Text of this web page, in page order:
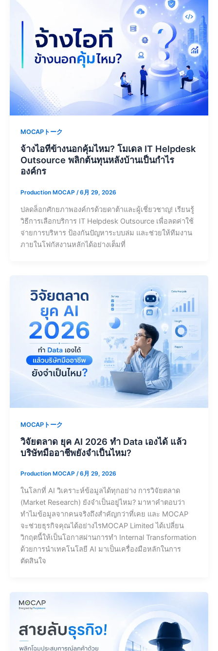
MOCAPトーク
จ้างไอทีข้างนอกคุ้มไหม? โมเดล IT Helpdesk
Outsource พลิกต้นทุนหลังบ้านเป็นกำไร
องค์กร
Production MOCAP /6月 29, 2026
ปลดล็อกศักยภาพองค์กรด้วยดาต้าและผู้เชี่ยวชาญ! เรียนรู้
วิธีการเลือกบริการ IT Helpdesk Outsource เพื่อลดค่าใช้
จ่ายการบริหาร ป้องกันปัญหาระบบล่ม และช่วยให้ทีมงาน
ภายในโฟกัสงานหลักได้อย่างเต็มที่
MOCAPトーク
วิจัยตลาด ยุค AI 2026 ทำ Data เองได้ แล้ว
บริษัทมืออาชีพยังจำเป็นไหม?
Production MOCAP /6月 29, 2026
ในโลกที่ AI วิเคราะห์ข้อมูลได้ทุกอย่าง การวิจัยตลาด
(Market Research) ยังจำเป็นอยู่ไหม? มาหาคำตอบว่า
ทำไมข้อมูลจากคนจริงถึงสำคัญกว่าที่เคย และ MOCAP
จะช่วยธุรกิจคุณได้อย่างไรMOCAP Limited ได้เปลี่ยน
วิกฤตนี้ให้เป็นโอกาสผ่านการทำ Internal Transformation
ด้วยการนำเทคโนโลยี AI มาเป็นเครื่องมือหลักในการ
ตัดสินใจ